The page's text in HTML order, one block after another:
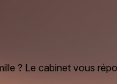
? Le cabinet vous